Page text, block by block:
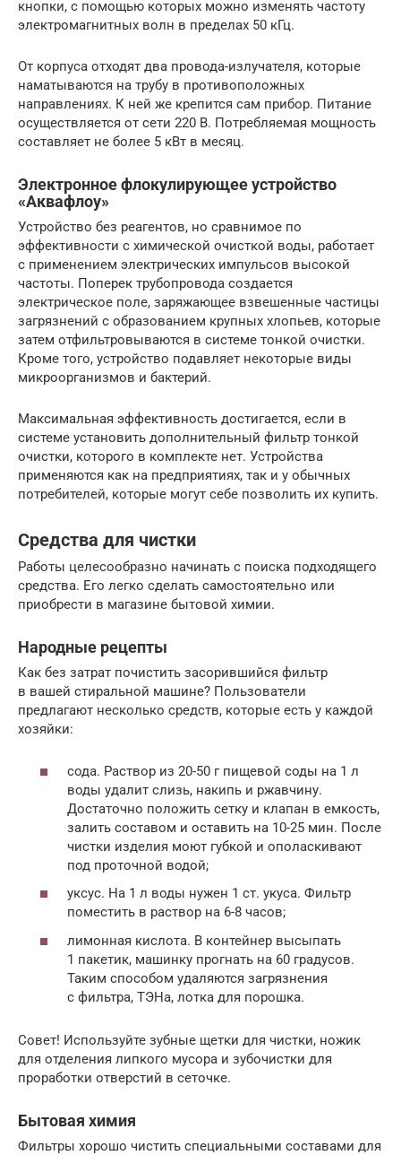
кнопки, с помощью которых можно изменять частоту
электромагнитных волн в пределах 50 кГц.
От корпуса отходят два провода-излучателя, которые
наматываются на трубу в противоположных
направлениях. К ней же крепится сам прибор. Питание
осуществляется от сети 220 В. Потребляемая мощность
составляет не более 5 кВт в месяц.
Электронное флокулирующее устройство
«Аквафлоу»
Устройство без реагентов, но сравнимое по
эффективности с химической очисткой воды, работает
с применением электрических импульсов высокой
частоты. Поперек трубопровода создается
электрическое поле, заряжающее взвешенные частицы
загрязнений с образованием крупных хлопьев, которые
затем отфильтровываются в системе тонкой очистки.
Кроме того, устройство подавляет некоторые виды
микроорганизмов и бактерий.
Максимальная эффективность достигается, если в
системе установить дополнительный фильтр тонкой
очистки, которого в комплекте нет. Устройства
применяются как на предприятиях, так и у обычных
потребителей, которые могут себе позволить их купить.
Средства для чистки
Работы целесообразно начинать с поиска подходящего
средства. Его легко сделать самостоятельно или
приобрести в магазине бытовой химии.
Народные рецепты
Как без затрат почистить засорившийся фильтр
в вашей стиральной машине? Пользователи
предлагают несколько средств, которые есть у каждой
хозяйки:
сода. Раствор из 20-50 г пищевой соды на 1 л
воды удалит слизь, накипь и ржавчину.
Достаточно положить сетку и клапан в емкость,
залить составом и оставить на 10-25 мин. После
чистки изделия моют губкой и ополаскивают
под проточной водой;
уксус. На 1 л воды нужен 1 ст. укуса. Фильтр
поместить в раствор на 6-8 часов;
лимонная кислота. В контейнер высыпать
1 пакетик, машинку прогнать на 60 градусов.
Таким способом удаляются загрязнения
с фильтра, ТЭНа, лотка для порошка.
Совет! Используйте зубные щетки для чистки, ножик
для отделения липкого мусора и зубочистки для
проработки отверстий в сеточке.
Бытовая химия
Фильтры хорошо чистить специальными составами для